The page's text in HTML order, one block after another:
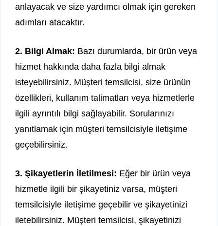
anlayacak ve size yardımcı olmak için gereken
adımları atacaktır.
2. Bilgi Almak: Bazı durumlarda, bir ürün veya
hizmet hakkında daha fazla bilgi almak
isteyebilirsiniz. Müşteri temsilcisi, size ürünün
özellikleri, kullanım talimatları veya hizmetlerle
ilgili ayrıntılı bilgi sağlayabilir. Sorularınızı
yanıtlamak için müşteri temsilcisiyle iletişime
geçebilirsiniz.
3. Şikayetlerin İletilmesi: Eğer bir ürün veya
hizmetle ilgili bir şikayetiniz varsa, müşteri
temsilcisiyle iletişime geçebilir ve şikayetinizi
iletebilirsiniz. Müşteri temsilcisi, şikayetinizi